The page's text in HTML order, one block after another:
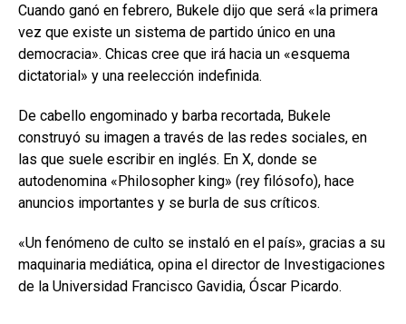
Cuando ganó en febrero, Bukele dijo que será «la primera
vez que existe un sistema de partido único en una
democracia». Chicas cree que irá hacia un «esquema
dictatorial» y una reelección indefinida.
De cabello engominado y barba recortada, Bukele
construyó su imagen a través de las redes sociales, en
las que suele escribir en inglés. En X, donde se
autodenomina «Philosopher king» (rey filósofo), hace
anuncios importantes y se burla de sus críticos.
«Un fenómeno de culto se instaló en el país», gracias a su
maquinaria mediática, opina el director de Investigaciones
de la Universidad Francisco Gavidia, Óscar Picardo.